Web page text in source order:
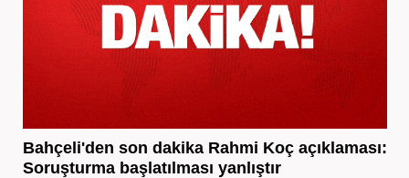
Bahçeli'den son dakika Rahmi Koç açıklaması:
Soruşturma başlatılması yanlıştır